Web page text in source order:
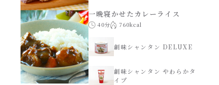
一晩寝かせたカレーライス
40分 760kcal
創味シャンタン DELUXE
創味シャンタン やわらかタ
イプ